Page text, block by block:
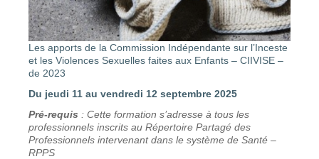
Les apports de la Commission Indépendante sur l’Inceste
et les Violences Sexuelles faites aux Enfants – CIIVISE –
de 2023
Du jeudi 11 au vendredi 12 septembre 2025
Pré-requis : Cette formation s’adresse à tous les
professionnels inscrits au Répertoire Partagé des
Professionnels intervenant dans le système de Santé –
RPPS